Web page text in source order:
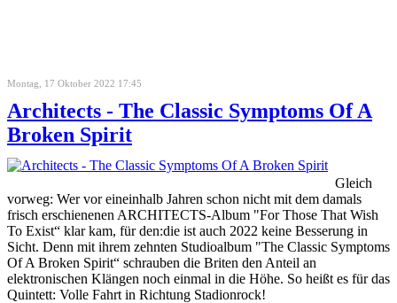
Montag, 17 Oktober 2022 17:45
Architects - The Classic Symptoms Of A
Broken Spirit
Gleich
vorweg: Wer vor eineinhalb Jahren schon nicht mit dem damals
frisch erschienenen ARCHITECTS-Album "For Those That Wish
To Exist“ klar kam, für den:die ist auch 2022 keine Besserung in
Sicht. Denn mit ihrem zehnten Studioalbum "The Classic Symptoms
Of A Broken Spirit“ schrauben die Briten den Anteil an
elektronischen Klängen noch einmal in die Höhe. So heißt es für das
Quintett: Volle Fahrt in Richtung Stadionrock!